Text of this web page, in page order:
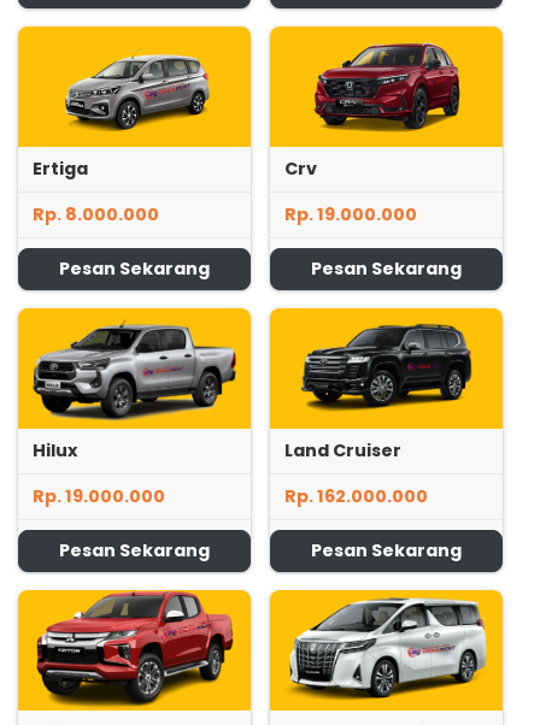
Ertiga
Rp. 8.000.000
Pesan Sekarang
Crv
Rp. 19.000.000
Pesan Sekarang
Hilux
Rp. 19.000.000
Pesan Sekarang
Land Cruiser
Rp. 162.000.000
Pesan Sekarang